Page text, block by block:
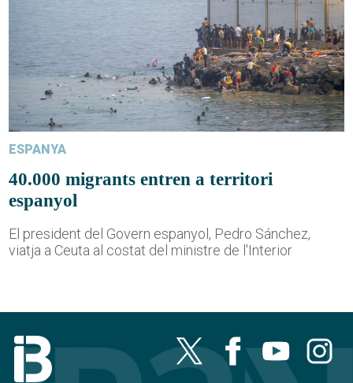
ESPANYA
40.000 migrants entren a territori
espanyol
El president del Govern espanyol, Pedro Sánchez,
viatja a Ceuta al costat del ministre de l'Interior